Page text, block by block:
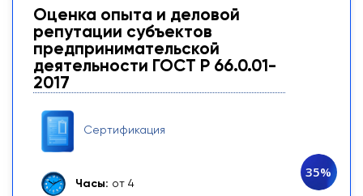
Оценка опыта и деловой
репутации субъектов
предпринимательской
деятельности ГОСТ Р 66.0.01-
2017
Сертификация
Часы: от 4
35%